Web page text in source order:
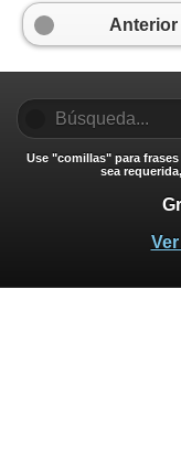
Anterior
Use "comillas" para
sea